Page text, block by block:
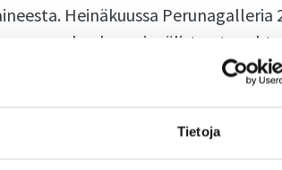
Tietoja
Heinäkuussa Perunagalleria
alan kansainvälisten
perunanviljelijät kokoontuvat kansalliseen
Suomessa?-seminaariin
valjastetaan tapahtumatilaksi.